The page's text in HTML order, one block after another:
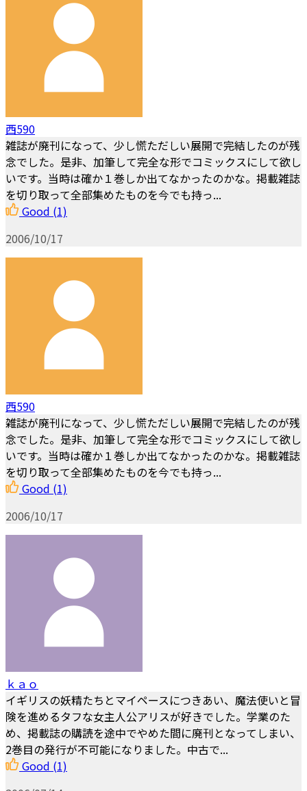
西590
雑誌が廃刊になって、少し慌ただしい展開で完結したのが残
念でした。是非、加筆して完全な形でコミックスにして欲し
いです。当時は確か１巻しか出てなかったのかな。掲載雑誌
を切り取って全部集めたものを今でも持っ...
Good (1)
2006/10/17
西590
雑誌が廃刊になって、少し慌ただしい展開で完結したのが残
念でした。是非、加筆して完全な形でコミックスにして欲し
いです。当時は確か１巻しか出てなかったのかな。掲載雑誌
を切り取って全部集めたものを今でも持っ...
Good (1)
2006/10/17
ｋａｏ
イギリスの妖精たちとマイペースにつきあい、魔法使いと冒
険を進めるタフな女主人公アリスが好きでした。学業のた
め、掲載誌の購読を途中でやめた間に廃刊となってしまい、
2巻目の発行が不可能になりました。中古で...
Good (1)